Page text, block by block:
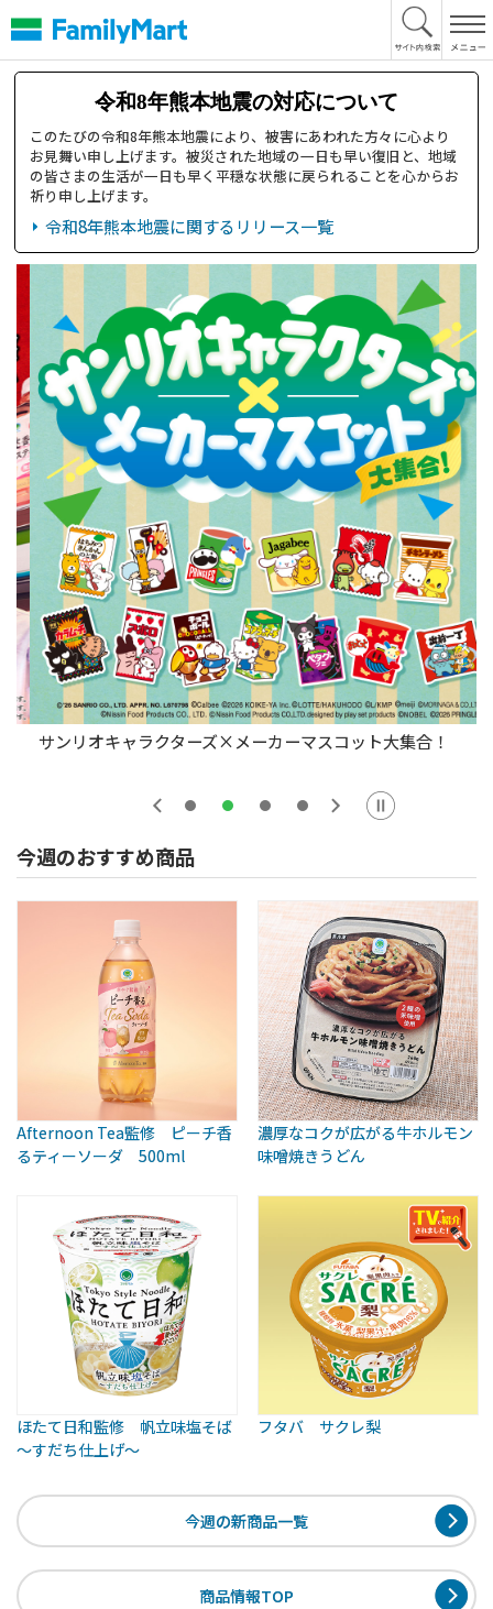
文
へ
令和8年熊本地震の対応について
このたびの令和8年熊本地震により、被害にあわれた方々に心より
お見舞い申し上げます。被災された地域の一日も早い復旧と、地域
の皆さまの生活が一日も早く平穏な状態に戻られることを心からお
祈り申し上げます。
令和8年熊本地震に関するリリース一覧
サンリオキャラクターズ×メーカーマスコット大集合！
サンリオキャラクターズ×メーカーマスコット大集合！
今週のおすすめ商品
Afternoon Tea監修 ピーチ香
るティーソーダ 500ml
濃厚なコクが広がる牛ホルモン
味噌焼きうどん
ほたて日和監修 帆立味塩そば
～すだち仕上げ～
フタバ サクレ梨
今週の新商品一覧
商品情報TOP